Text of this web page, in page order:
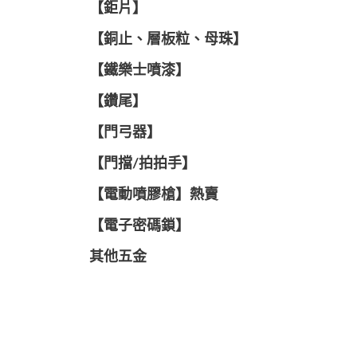
【鉅片】
【銅止、層板粒、母珠】
【鐵樂士噴漆】
【鑽尾】
【門弓器】
【門擋/拍拍手】
【電動噴膠槍】熱賣
【電子密碼鎖】
其他五金